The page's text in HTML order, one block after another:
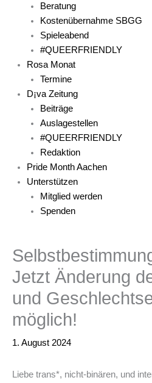
Beratung
Kostenübernahme SBGG
Spieleabend
#QUEERFRIENDLY
Rosa Monat
Termine
D¡va Zeitung
Beiträge
Auslagestellen
#QUEERFRIENDLY
Redaktion
Pride Month Aachen
Unterstützen
Mitglied werden
Spenden
Jetzt Änderung
und
möglich!
1. August 2024
Liebe trans*, nicht-binären, und